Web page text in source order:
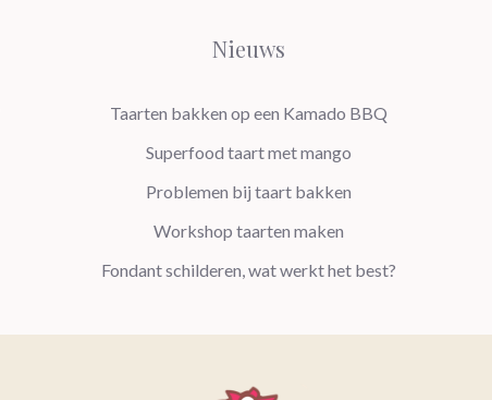
Nieuws
Taarten bakken op een Kamado BBQ
Superfood taart met mango
Problemen bij taart bakken
Workshop taarten maken
Fondant schilderen, wat werkt het best?